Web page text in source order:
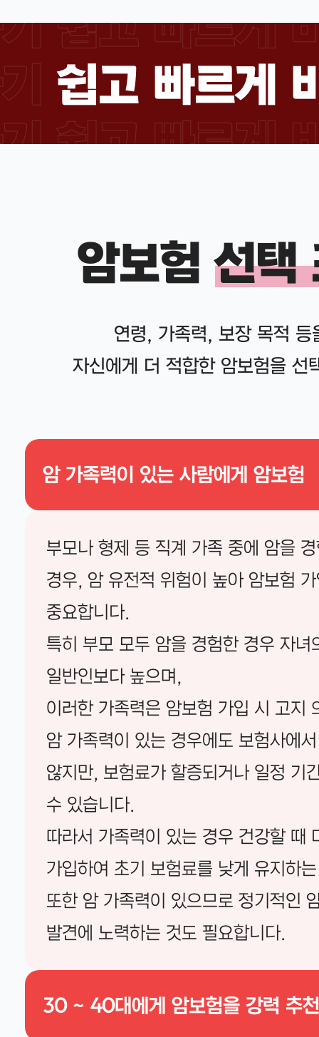
쉽고 빠르게
기쉽고 빠르게
쉽고 빠르게
암보험선택
연령, 가족력, 보장 목적 등
자신에게 더 적합한 암보험을 선
암 가족력이 있는 사람에게 암보험
부모나 형제 등 직계 가족 중에 암을
경우, 암 유전적 위험이 높아 암보험
중요합니다.
특히 부모 모두 암을 경험한 경우 자녀
일반인보다 높으며,
이러한 가족력은 암보험 가입 시 고지
암 가족력이 있는 경우에도 보험사에
않지만, 보험료가 할증되거나 일정 기
수 있습니다.
따라서 가족력이 있는 경우 건강할 때
가입하여 초기 보험료를 낮게 유지하
또한 암 가족력이 있으므로 정기적인
발견에 노력하는 것도 필요합니다.
30 ~ 40대에게 암보험을 강력 추